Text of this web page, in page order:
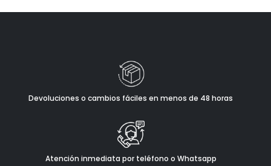
Devoluciones o cambios fáciles en menos de 48 horas
Atención inmediata por teléfono o Whatsapp